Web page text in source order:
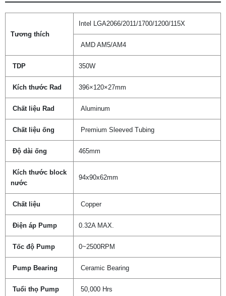
Tương thích
Intel LGA2066/2011/1700/1200/115X
AMD AM5/AM4
TDP 350W
Kích thước Rad 396×120×27mm
Chất liệu Rad Aluminum
Chất liệu ống Premium Sleeved Tubing
Độ dài ống 465mm
Kích thước block
nước
94x90x62mm
Chất liệu Copper
Điện áp Pump 0.32A MAX.
Tốc độ Pump 0~2500RPM
Pump Bearing Ceramic Bearing
Tuổi thọ Pump 50,000 Hrs